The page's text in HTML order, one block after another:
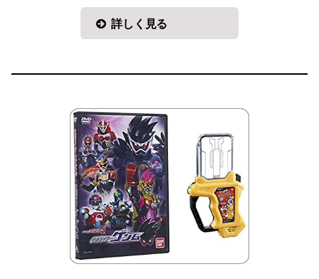
詳しく見る